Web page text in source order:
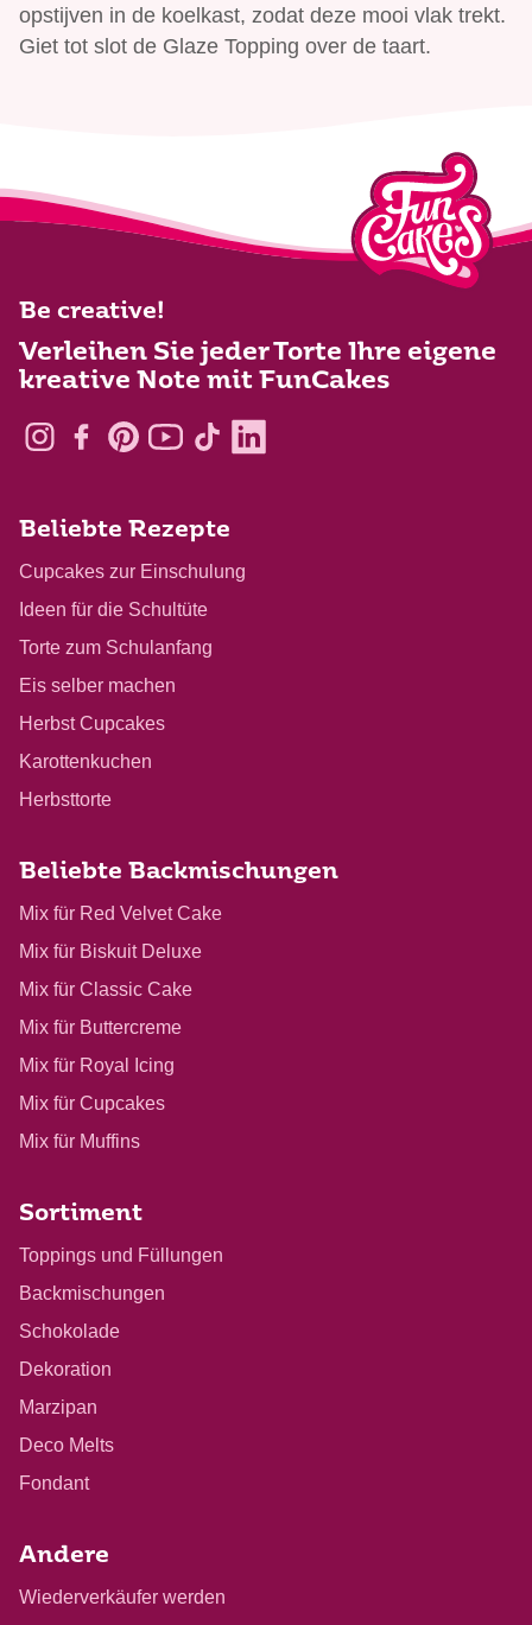
opstijven in de koelkast, zodat deze mooi vlak trekt.
Giet tot slot de Glaze Topping over de taart.
Be creative!
Verleihen Sie jeder Torte Ihre eigene
kreative Note mit FunCakes
Beliebte Rezepte
Cupcakes zur Einschulung
Ideen für die Schultüte
Torte zum Schulanfang
Eis selber machen
Herbst Cupcakes
Karottenkuchen
Herbsttorte
Beliebte Backmischungen
Mix für Red Velvet Cake
Mix für Biskuit Deluxe
Mix für Classic Cake
Mix für Buttercreme
Mix für Royal Icing
Mix für Cupcakes
Mix für Muffins
Sortiment
Toppings und Füllungen
Backmischungen
Schokolade
Dekoration
Marzipan
Deco Melts
Fondant
Andere
Wiederverkäufer werden